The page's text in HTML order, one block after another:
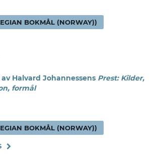
BOKMÅL (NORWAY))
Halvard Johannessens Prest: Kilder,
formål
BOKMÅL (NORWAY))